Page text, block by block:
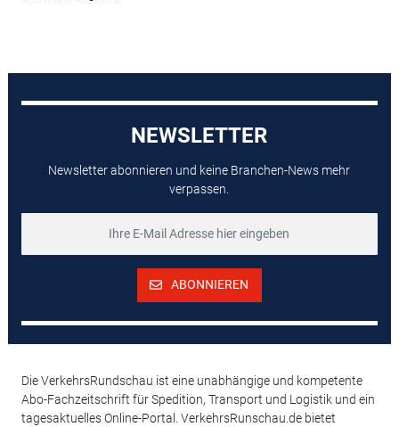
NEWSLETTER
Newsletter abonnieren und keine Branchen-News mehr
verpassen.
ABONNIEREN
Die VerkehrsRundschau ist eine unabhängige und kompetente
Abo-Fachzeitschrift für Spedition, Transport und Logistik und ein
tagesaktuelles Online-Portal. VerkehrsRunschau.de bietet